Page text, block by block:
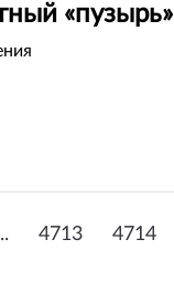
«пузырь»
4713 4714